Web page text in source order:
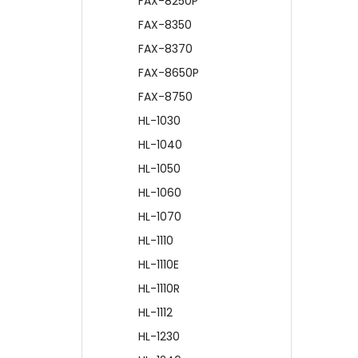
FAX-8350
FAX-8370
FAX-8650P
FAX-8750
HL-1030
HL-1040
HL-1050
HL-1060
HL-1070
HL-1110
HL-1110E
HL-1110R
HL-1112
HL-1230